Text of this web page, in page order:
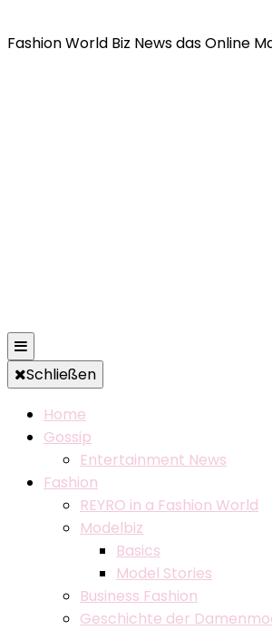
Fashion World Biz News das Online
Schließen
Home
Gossip
Entertainment News
Fashion
REYRO in a Fashion World
Modelbiz
Basics
Model Stories
Business Fashion
Geschichte der